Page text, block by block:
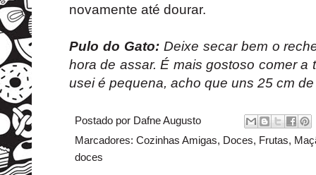
novamente até dourar.
Pulo do Gato:Deixe secar bem o
hora de assar. É mais gostoso comer a
usei é pequena, acho que uns 25 cm
Postado por Dafne Augusto
Marcadores: Cozinhas Amigas, Doces, Frutas,
doces